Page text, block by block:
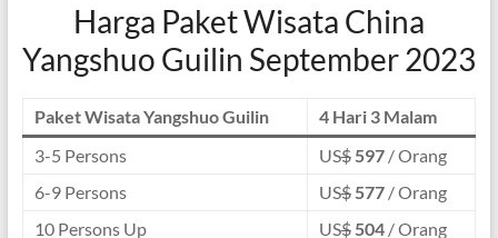
Harga Paket Wisata China
Yangshuo Guilin September 2023
Paket Wisata Yangshuo Guilin
4 Hari 3 Malam
3-5 Persons
US$ 597/ Orang
6-9 Persons
US$ 577/ Orang
10 Persons Up
US$ 504/ Orang